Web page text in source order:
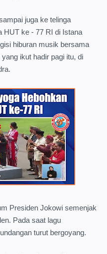
juga ke telinga
HUT ke - 77 RI di Istana
hiburan musik bersama
ikut hadir pagi itu, di
Presiden Jokowi semenjak
Pada saat lagu
turut bergoyang.